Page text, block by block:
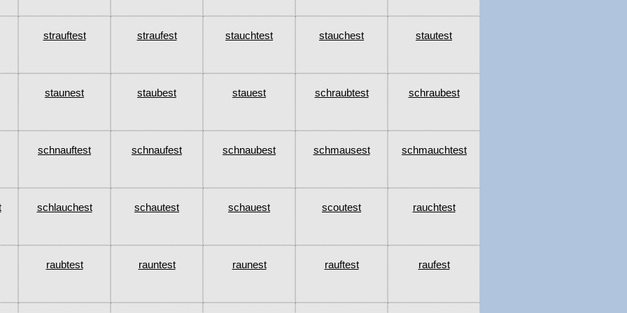
strauftest straufest stauchtest stauchest stautest
staunest staubest stauest schraubtest schraubest
schnauftest schnaufest schnaubest schmausest schmauchtest
schlauchest schautest schauest scoutest rauchtest
raubtest rauntest raunest rauftest raufest